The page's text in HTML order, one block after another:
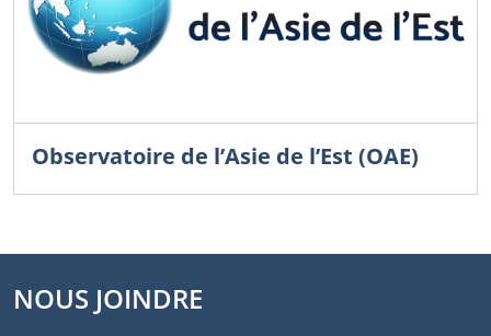
Observatoire de l’Asie de l’Est (OAE)
NOUS JOINDRE